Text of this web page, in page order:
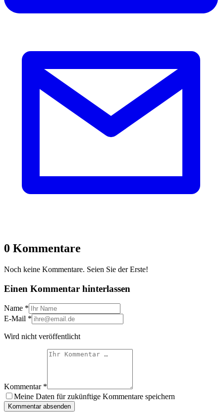
0 Kommentare
Noch keine Kommentare. Seien Sie der Erste!
Einen Kommentar hinterlassen
Name *
E-Mail *
Wird nicht veröffentlicht
Kommentar *
Meine Daten für zukünftige Kommentare speichern
Kommentar absenden